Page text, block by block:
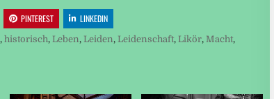
PINTEREST LINKEDIN
, historisch, Leben, Leiden, Leidenschaft, Likör, Macht,